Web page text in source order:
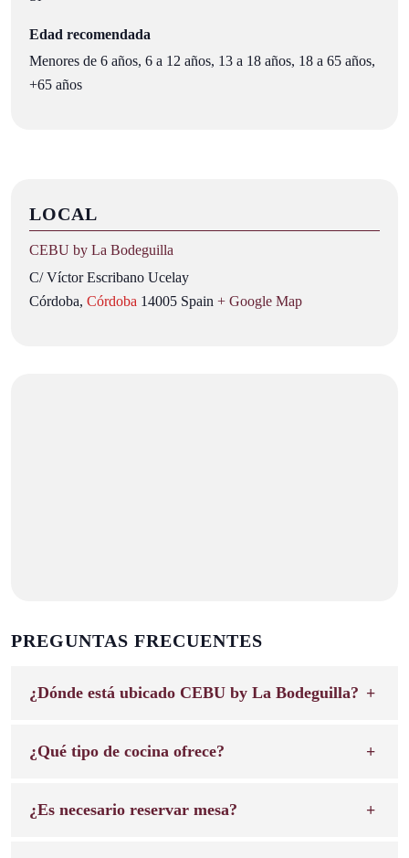
Edad recomendada
Menores de 6 años, 6 a 12 años, 13 a 18 años, 18 a 65 años,
+65 años
LOCAL
CEBU by La Bodeguilla
C/ Víctor Escribano Ucelay
Córdoba, Córdoba 14005 Spain + Google Map
PREGUNTAS FRECUENTES
¿Dónde está ubicado CEBU by La Bodeguilla?
¿Qué tipo de cocina ofrece?
¿Es necesario reservar mesa?